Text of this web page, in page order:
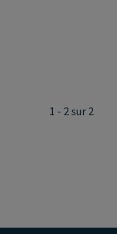
1 - 2 sur 2